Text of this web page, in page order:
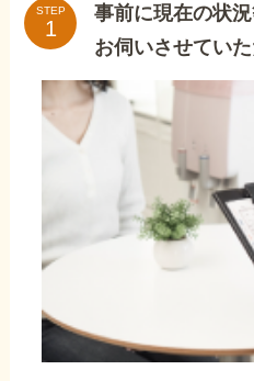
STEP
事前に現在の状
お伺いさせていた